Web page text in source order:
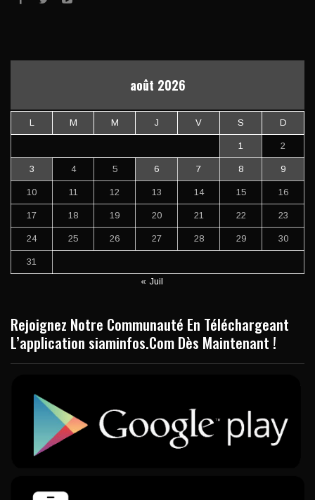
août 2026
L M M J V S D
1 2
3 4 5 6 7 8 9
10 11 12 13 14 15 16
17 18 19 20 21 22 23
24 25 26 27 28 29 30
31
« Juil
Rejoignez Notre Communauté En Téléchargeant
L’application siaminfos.Com Dès Maintenant !